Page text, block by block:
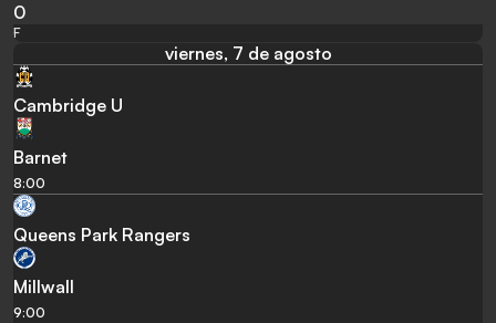
0
F
viernes, 7 de agosto
Cambridge U
Barnet
8:00
Queens Park Rangers
Millwall
9:00